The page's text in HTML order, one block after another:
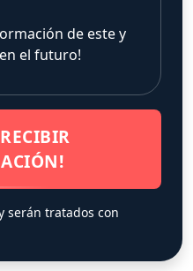
de este y
el futuro!
serán tratados con